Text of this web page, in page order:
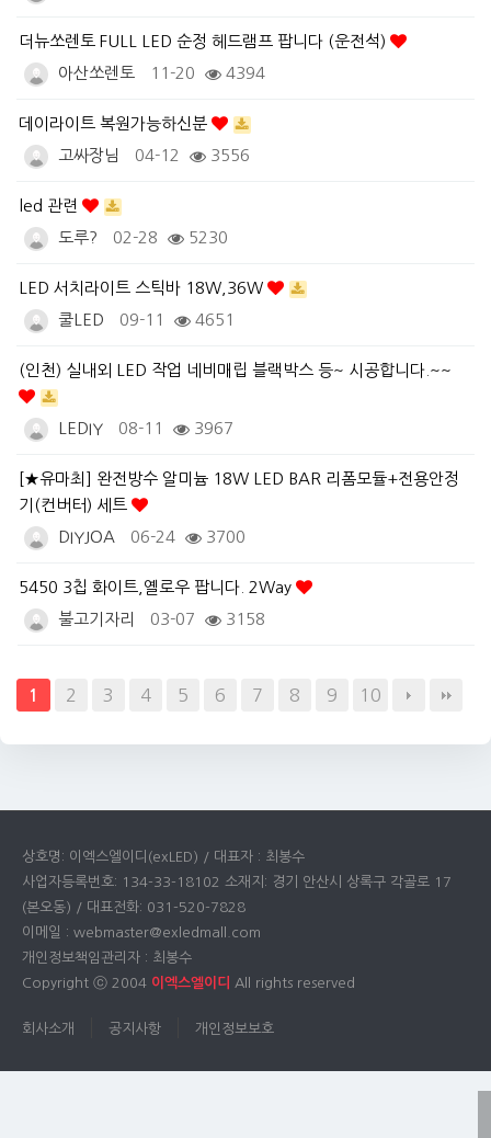
더뉴쏘렌토 FULL LED 순정 헤드램프 팝니다 (운전석)
아산쏘렌토
11-20 4394
데이라이트 복원가능하신분
고싸장님
04-12 3556
led 관련
도루?
02-28 5230
LED 서치라이트 스틱바 18W,36W
쿨LED
09-11 4651
(인천) 실내외 LED 작업 네비매립 블랙박스 등~ 시공합니다.~~
LEDIY 08-11 3967
[★유마최] 완전방수 알미늄 18W LED BAR 리폼모듈+전용안정
기(컨버터) 세트
DIYJOA
06-24 3700
5450 3칩 화이트,옐로우 팝니다. 2Way
불고기자리
03-07 3158
1 2 3 4 5 6 7 8 9 10
상호명: 이엑스엘이디(exLED) / 대표자 : 최봉수
사업자등록번호: 134-33-18102 소재지: 경기 안산시 상록구 각골로 17
(본오동) / 대표전화: 031-520-7828
이메일 : webmaster@exledmall.com
개인정보책임관리자 : 최봉수
Copyright ⓒ 2004 이엑스엘이디 All rights reserved
회사소개 공지사항 개인정보보호